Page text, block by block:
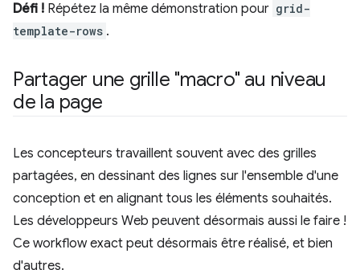
Défi ! Répétez la même démonstration pour grid-
template-rows .
Partager une grille "macro" au niveau
de la page
Les concepteurs travaillent souvent avec des grilles
partagées, en dessinant des lignes sur l'ensemble d'une
conception et en alignant tous les éléments souhaités.
Les développeurs Web peuvent désormais aussi le faire !
Ce workflow exact peut désormais être réalisé, et bien
d'autres.